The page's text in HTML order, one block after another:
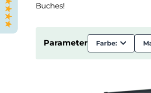
Buches!
Parameter Farbe: